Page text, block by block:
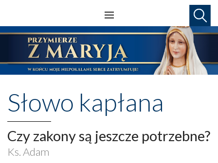
Słowo kapłana
Czy zakony są jeszcze potrzebne?
Ks. Adam